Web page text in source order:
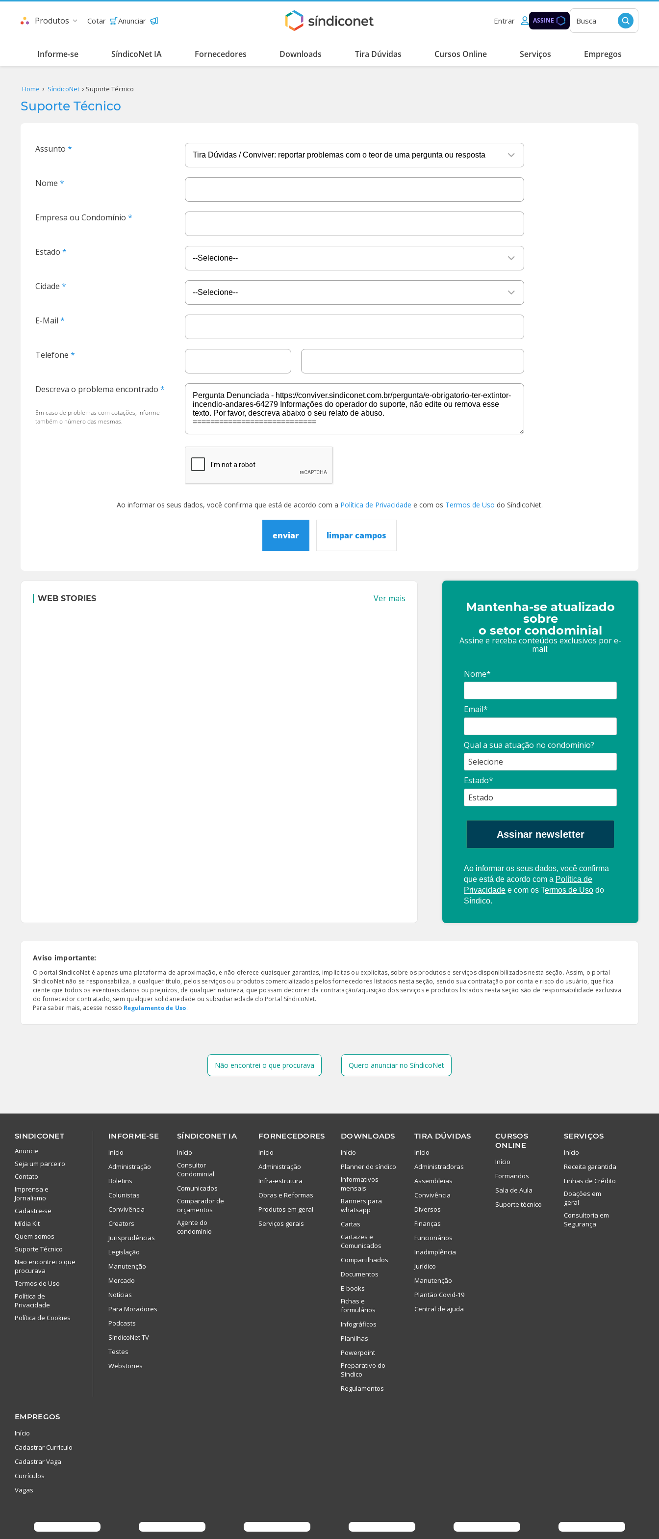
Produtos Cotar Anunciar Entrar ASSINE Busca
Informe-se SíndicoNet IA Fornecedores Downloads Tira Dúvidas Cursos Online Serviços Empregos
Home SíndicoNet Suporte Técnico
Suporte Técnico
Assunto
Nome
Empresa ou Condomínio
Estado
Cidade
E-Mail
Telefone
Descreva o problema encontrado
Em caso de problemas com cotações, informe
também o número das mesmas.
Ao informar os seus dados, você confirma que está de acordo com a Política de Privacidade e com os Termos de Uso do SíndicoNet.
enviar limpar campos
WEB STORIES Ver mais
Mantenha-se atualizado
sobre
o setor condominial
Assine e receba conteúdos exclusivos por e-
mail:
Nome*
Email*
Qual a sua atuação no condomínio?
Estado*
Assinar newsletter
Ao informar os seus dados, você confirma
que está de acordo com a Política de
Privacidade e com os Termos de Uso do
Síndico.
Aviso importante:
O portal SíndicoNet é apenas uma plataforma de aproximação, e não oferece quaisquer garantias, implícitas ou explicitas, sobre os produtos e serviços disponibilizados nesta seção. Assim, o portal
SíndicoNet não se responsabiliza, a qualquer título, pelos serviços ou produtos comercializados pelos fornecedores listados nesta seção, sendo sua contratação por conta e risco do usuário, que fica
ciente que todos os eventuais danos ou prejuízos, de qualquer natureza, que possam decorrer da contratação/aquisição dos serviços e produtos listados nesta seção são de responsabilidade exclusiva
do fornecedor contratado, sem qualquer solidariedade ou subsidiariedade do Portal SíndicoNet.
Para saber mais, acesse nosso Regulamento de Uso.
Não encontrei o que procurava Quero anunciar no SíndicoNet
SINDICONET
Anuncie
Seja um parceiro
Contato
Imprensa e
Jornalismo
Cadastre-se
Mídia Kit
Quem somos
Suporte Técnico
Não encontrei o que
procurava
Termos de Uso
Política de
Privacidade
Política de Cookies
INFORME-SE
Início
Administração
Boletins
Colunistas
Convivência
Creators
Jurisprudências
Legislação
Manutenção
Mercado
Notícias
Para Moradores
Podcasts
SíndicoNet TV
Testes
Webstories
SÍNDICONET IA
Início
Consultor
Condominial
Comunicados
Comparador de
orçamentos
Agente do
condomínio
FORNECEDORES
Início
Administração
Infra-estrutura
Obras e Reformas
Produtos em geral
Serviços gerais
DOWNLOADS
Início
Planner do síndico
Informativos
mensais
Banners para
whatsapp
Cartas
Cartazes e
Comunicados
Compartilhados
Documentos
E-books
Fichas e
formulários
Infográficos
Planilhas
Powerpoint
Preparativo do
Síndico
Regulamentos
TIRA DÚVIDAS
Início
Administradoras
Assembleias
Convivência
Diversos
Finanças
Funcionários
Inadimplência
Jurídico
Manutenção
Plantão Covid-19
Central de ajuda
CURSOS
ONLINE
Início
Formandos
Sala de Aula
Suporte técnico
SERVIÇOS
Início
Receita garantida
Linhas de Crédito
Doações em
geral
Consultoria em
Segurança
EMPREGOS
Início
Cadastrar Currículo
Cadastrar Vaga
Currículos
Vagas